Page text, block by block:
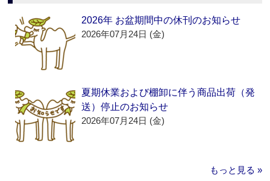
2026年 お盆期間中の休刊のお知らせ
2026年07月24日 (金)
夏期休業および棚卸に伴う商品出荷（発
送）停止のお知らせ
2026年07月24日 (金)
もっと見る »